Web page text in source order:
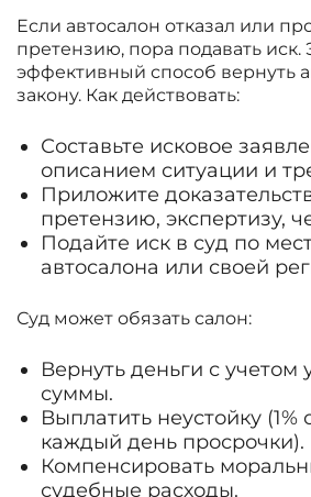
Если автосалон отказал или
претензию, пора подавать иск.
эффективный способ вернуть
закону. Как действовать:
Составьте исковое
описанием ситуации и
Приложите
претензию, экспертизу,
Подайте иск в суд по
автосалона или своей
Суд может обязать салон:
Вернуть деньги с учетом
суммы.
Выплатить неустойку (1%
каждый день просрочки).
Компенсировать
судебные расходы.